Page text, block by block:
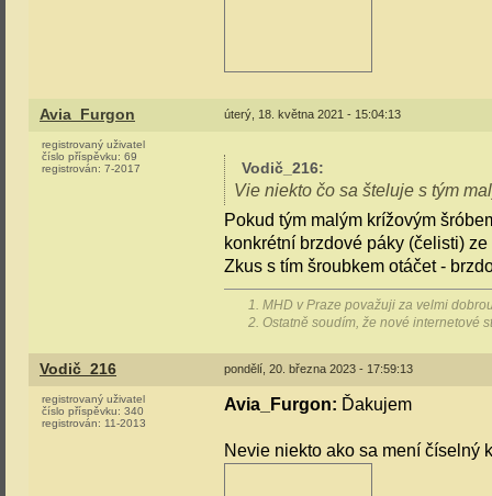
Avia_Furgon úterý, 18. května 2021 - 15:04:13
registrovaný uživatel
číslo příspěvku: 69
registrován: 7-2017 Vodič_216:
Vie niekto čo sa šteluje s tým
Pokud tým malým krížovým
konkrétní brzdové páky (čelisti)
Zkus s tím šroubkem otáčet -
1. MHD v Praze považuji za velmi
2. Ostatně soudím, že nové internetové
Vodič_216 pondělí, 20. března 2023 - 17:59:13
registrovaný uživatel
číslo příspěvku: 340
registrován: 11-2013
Avia_Furgon: Ďakujem
Nevie niekto ako sa mení číselný